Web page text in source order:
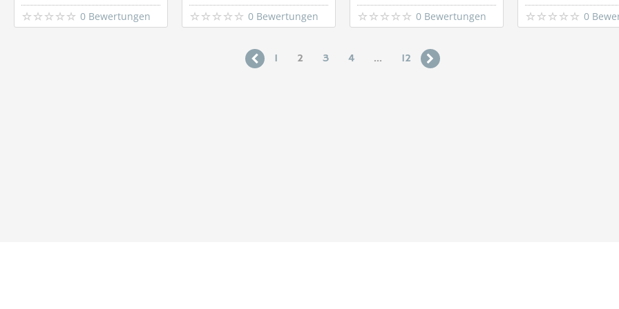
0 Bewertungen 0 Bewertungen 0 Bewertungen 0
 1 2 3 4 ... 12 